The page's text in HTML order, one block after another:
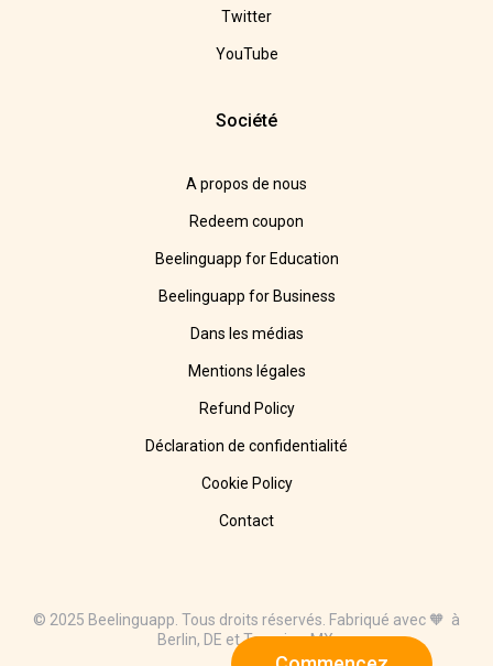
Twitter
YouTube
Société
A propos de nous
Redeem coupon
Beelinguapp for Education
Beelinguapp for Business
Dans les médias
Mentions légales
Refund Policy
Déclaration de confidentialité
Cookie Policy
Contact
© 2025 Beelinguapp. Tous droits réservés. Fabriqué avec 🧡 à
Berlin, DE et Tampico, MX.